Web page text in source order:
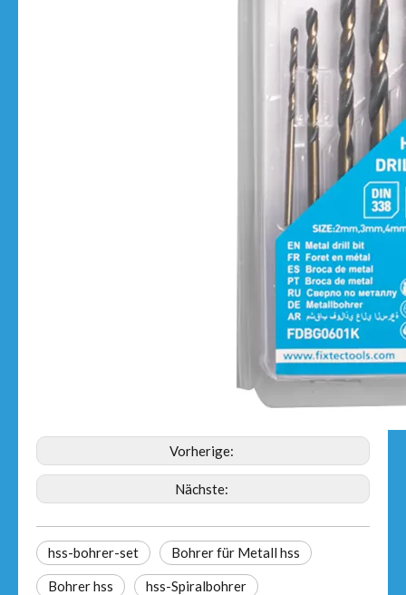
Vorherige:
Nächste:
hss-bohrer-set Bohrer für Metall hss
Bohrer hss hss-Spiralbohrer